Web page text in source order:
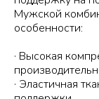
Мужской
особенности:
· Высокая
· Эластичная